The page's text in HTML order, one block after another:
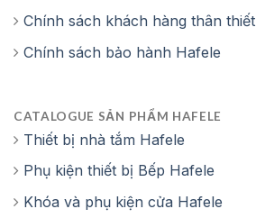
Chính sách khách hàng thân thiết
Chính sách bảo hành Hafele
CATALOGUE SẢN PHẨM HAFELE
Thiết bị nhà tắm Hafele
Phụ kiện thiết bị Bếp Hafele
Khóa và phụ kiện cửa Hafele